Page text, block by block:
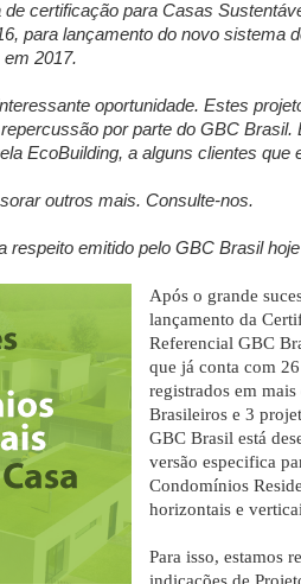
certificação para Casas
para lançamento do novo sistema
2017.
oportunidade. Estes
por parte do GBC Brasil.
EcoBuilding, a alguns clientes que
outros mais. Consulte-nos.
respeito emitido pelo GBC Brasil
Após o grande
lançamento da
Referencial GBC
que já conta com
registrados em mais
Brasileiros e 3
GBC Brasil está
versão especifica
Condomínios
horizontais e
Para isso, estamos